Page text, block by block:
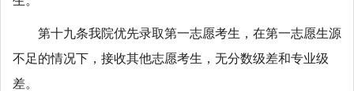
第十九条我院优先录取第一志愿考生，在第一志愿生源
不足的情况下，接收其他志愿考生，无分数级差和专业级
差。